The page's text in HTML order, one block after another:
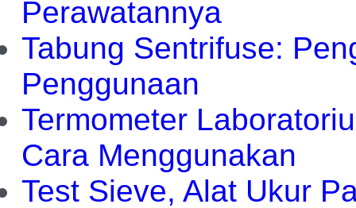
Perawatannya
Tabung Sentrifuse:
Penggunaan
Termometer
Cara Menggunakan
Test Sieve, Alat Ukur